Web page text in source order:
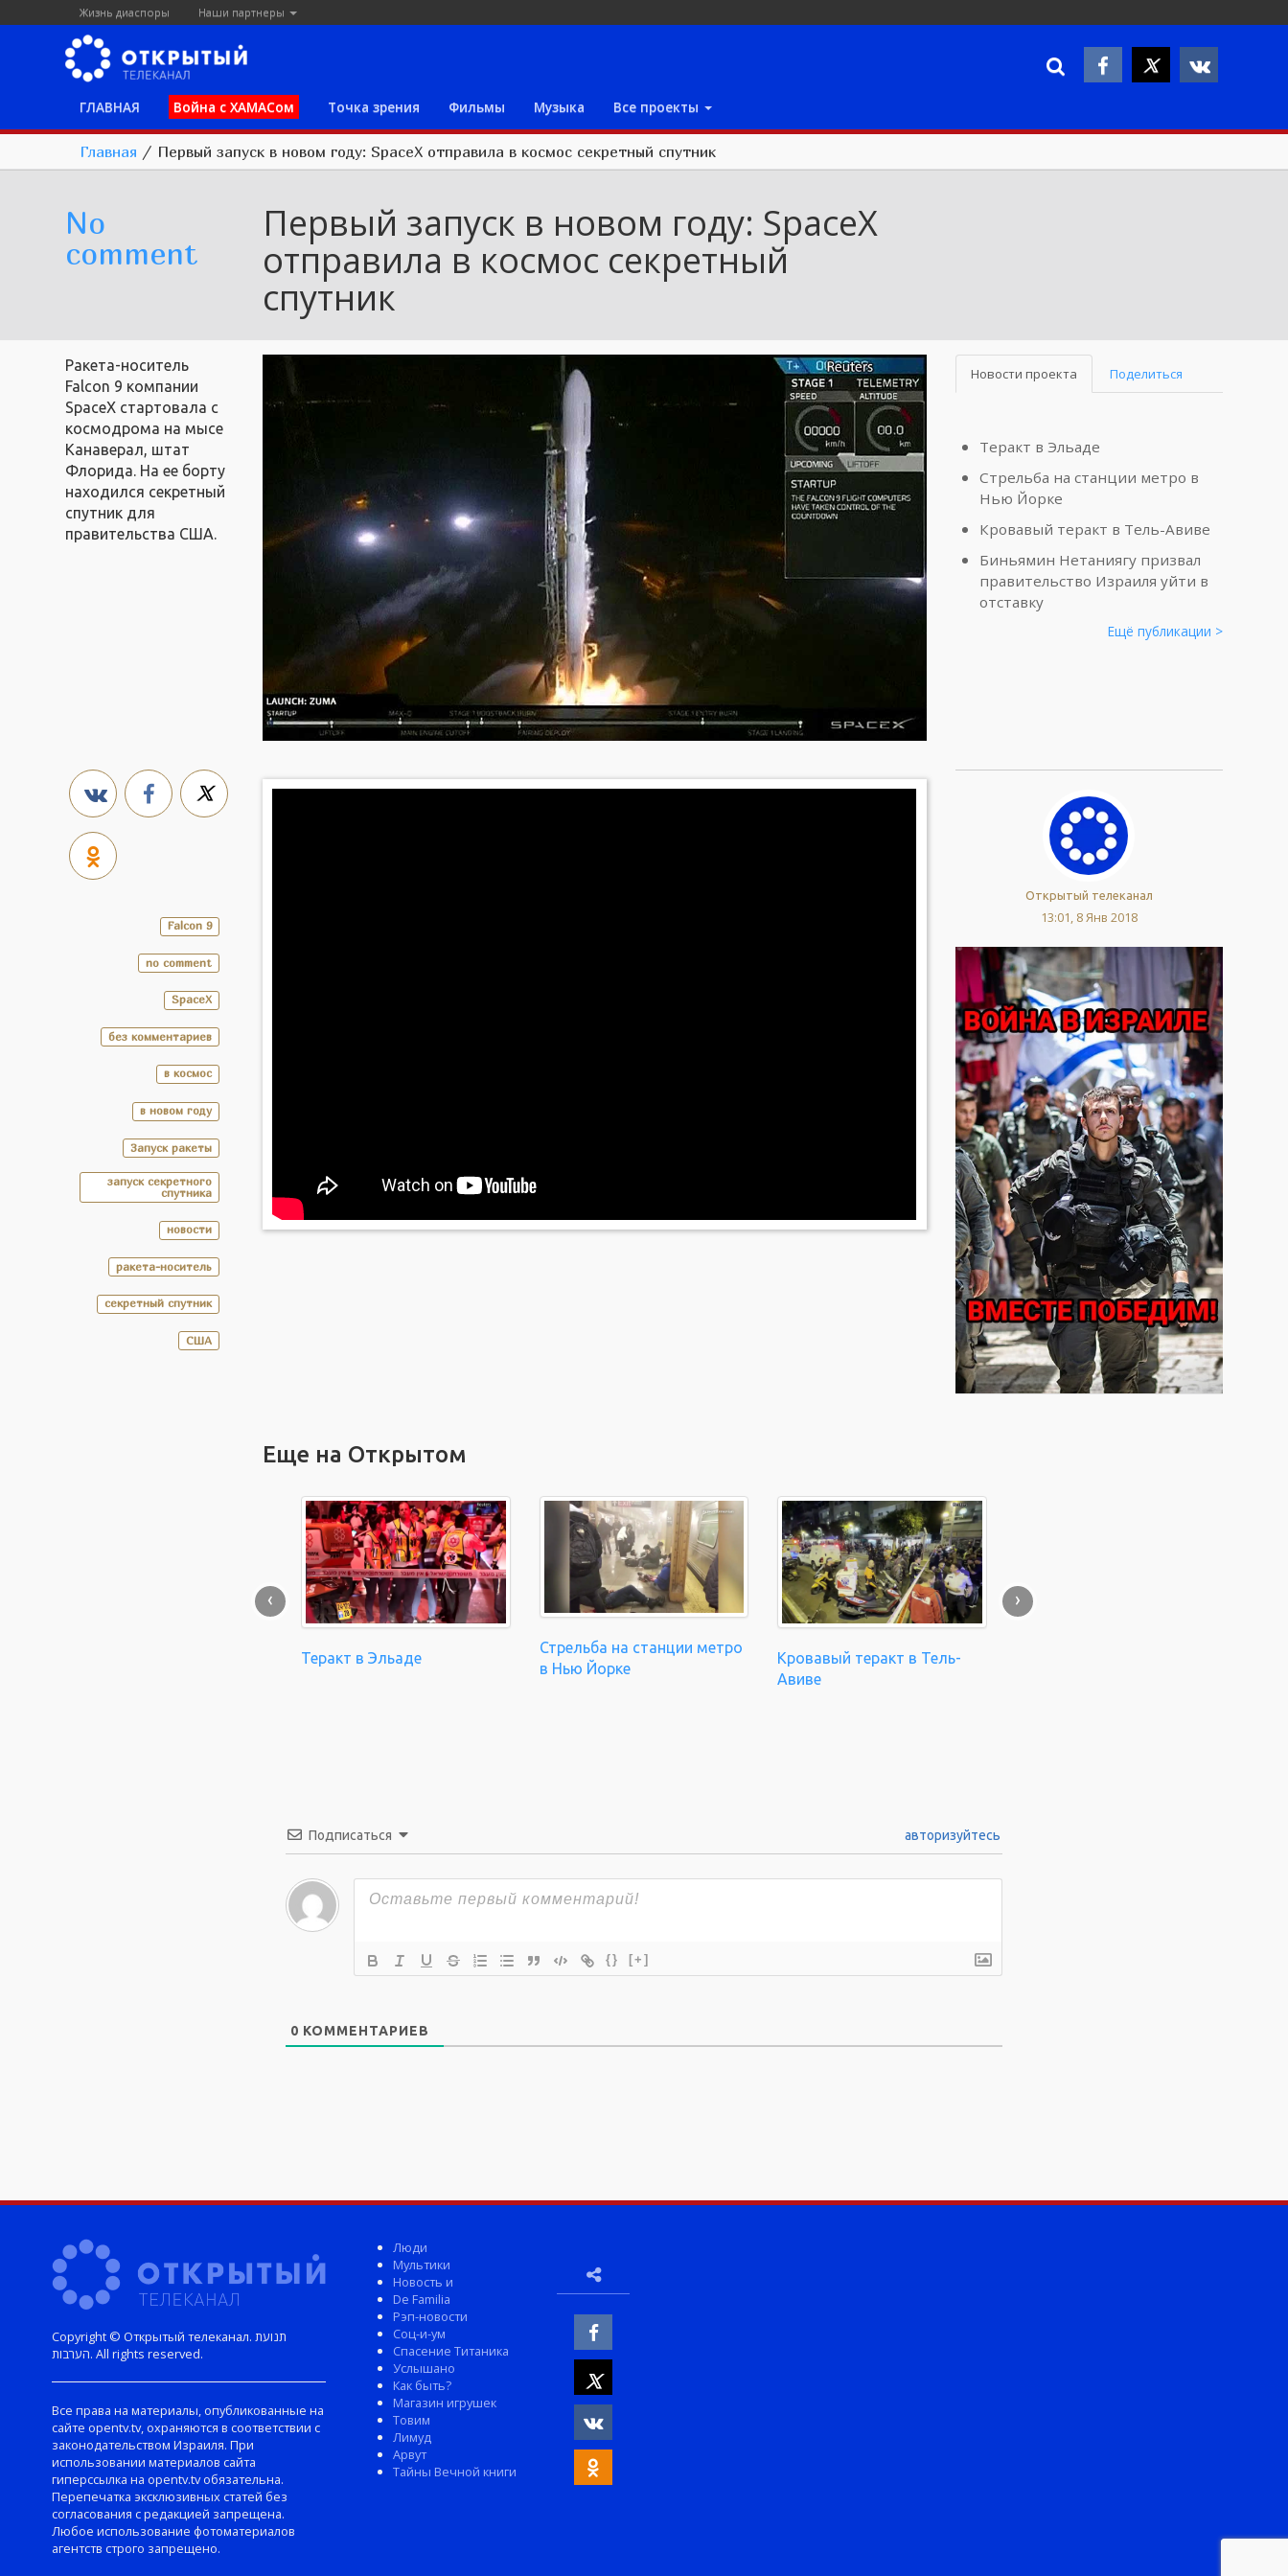
Жизнь диаспоры Наши партнеры
ГЛАВНАЯ Война с ХАМАСом Точка зрения Фильмы Музыка Все проекты
Главная / Первый запуск в новом году: SpaceX отправила в космос секретный спутник
No
comment
Первый запуск в новом году: SpaceX
отправила в космос секретный
спутник
Ракета-носитель
Falcon 9 компании
SpaceX стартовала с
космодрома на мысе
Канаверал, штат
Флорида. На ее борту
находился секретный
спутник для
правительства США.
Новости проекта Поделиться
Теракт в Эльаде
Стрельба на станции метро в
Нью Йорке
Кровавый теракт в Тель-Авиве
Биньямин Нетаниягу призвал
правительство Израиля уйти в
отставку
Ещё публикации >
Falcon 9
no comment
SpaceX
без комментариев
в космос
в новом году
Запуск ракеты
запуск секретного
спутника
новости
ракета-носитель
секретный спутник
США
Открытый телеканал
13:01, 8 Янв 2018
Еще на Открытом
Теракт в Эльаде
Стрельба на станции метро
в Нью Йорке
Кровавый теракт в Тель-
Авиве
‹ ›
Подписаться авторизуйтесь
{} [+]
0 КОММЕНТАРИЕВ
Copyright © Открытый телеканал. תנועת
הערבות. All rights reserved.
Все права на материалы, опубликованные на
сайте opentv.tv, охраняются в соответствии с
законодательством Израиля. При
использовании материалов сайта
гиперссылка на opentv.tv обязательна.
Перепечатка эксклюзивных статей без
согласования с редакцией запрещена.
Любое использование фотоматериалов
агентств строго запрещено.
Люди
Мультики
Новость и
De Familia
Рэп-новости
Соц-и-ум
Спасение Титаника
Услышано
Как быть?
Магазин игрушек
Товим
Лимуд
Арвут
Тайны Вечной книги